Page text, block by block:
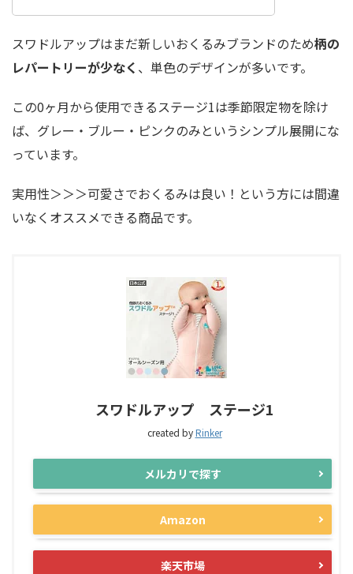
スワドルアップはまだ新しいおくるみブランドのため柄の
レパートリーが少なく 、単色のデザインが多いです。
この0ヶ月から使用できるステージ1は季節限定物を除け
ば、グレー・ブルー・ピンクのみというシンプル展開にな
っています。
実用性＞＞＞可愛さでおくるみは良い！という方には間違
いなくオススメできる商品です。
スワドルアップ ステージ1
created byRinker
メルカリで探す
Amazon
楽天市場